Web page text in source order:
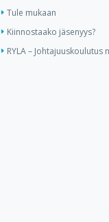
Tule mukaan
Kiinnostaako jäsenyys?
RYLA – Johtajuuskoulutus